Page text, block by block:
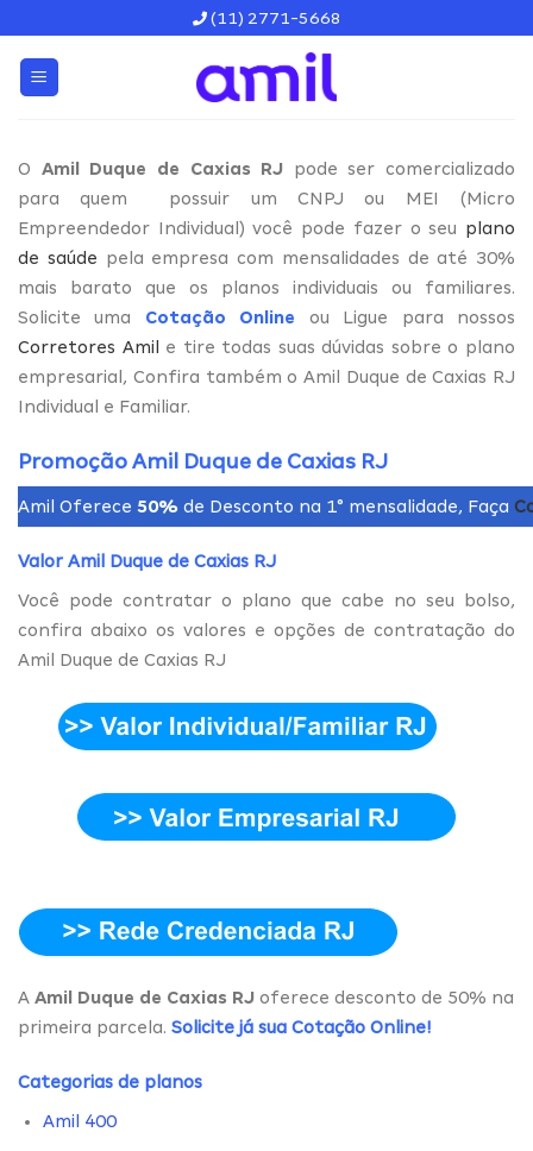
content
(11) 2771-5668
O Amil Duque de Caxias RJ pode ser comercializado
para quem possuir um CNPJ ou MEI (Micro
Empreendedor Individual) você pode fazer o seu plano
de saúde pela empresa com mensalidades de até 30%
mais barato que os planos individuais ou familiares.
Solicite uma Cotação Online ou Ligue para nossos
Corretores Amil
e tire todas suas dúvidas sobre o plano
empresarial, Confira também o Amil Duque de Caxias RJ
Individual e Familiar.
Promoção Amil Duque de Caxias RJ
Amil Oferece 50% de Desconto na 1° mensalidade, Faça
Valor Amil Duque de Caxias RJ
Você pode contratar o plano que cabe no seu bolso,
confira abaixo os valores e opções de contratação do
Amil Duque de Caxias RJ
A Amil Duque de Caxias RJ oferece desconto de 50% na
primeira parcela. Solicite já sua Cotação Online!
Categorias de planos
Amil 400